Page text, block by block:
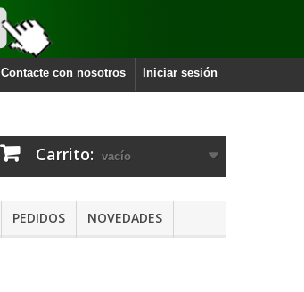
Iniciar sesión
Contacte con nosotros
Carrito: vacío
PEDIDOS NOVEDADES